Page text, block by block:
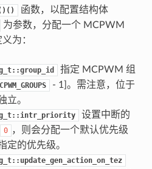
函数，以配置结构体
为参数，分配一个 MCPWM
为：
指定 MCPWM 组
- 1]。需注意，位于
立。
设置中断的
0 ，则会分配一个默认优先级
定的优先级。